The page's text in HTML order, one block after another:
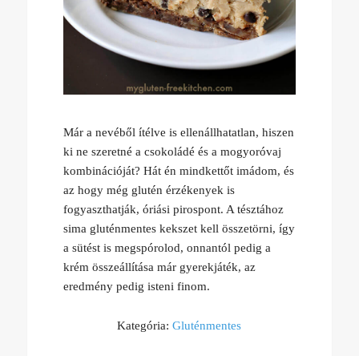
Már a nevéből ítélve is ellenállhatatlan, hiszen
ki ne szeretné a csokoládé és a mogyoróvaj
kombinációját? Hát én mindkettőt imádom, és
az hogy még glutén érzékenyek is
fogyaszthatják, óriási pirospont. A tésztához
sima gluténmentes kekszet kell összetörni, így
a sütést is megspórolod, onnantól pedig a
krém összeállítása már gyerekjáték, az
eredmény pedig isteni finom.
Kategória:Gluténmentes